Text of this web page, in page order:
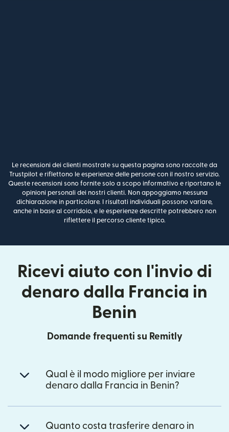
Le recensioni dei clienti mostrate su questa pagina sono raccolte da
Trustpilot e riflettono le esperienze delle persone con il nostro servizio.
Queste recensioni sono fornite solo a scopo informativo e riportano le
opinioni personali dei nostri clienti. Non appoggiamo nessuna
dichiarazione in particolare. I risultati individuali possono variare,
anche in base al corridoio, e le esperienze descritte potrebbero non
riflettere il percorso cliente tipico.
Ricevi aiuto con l'invio di
denaro dalla Francia in
Benin
Domande frequenti su Remitly
Qual è il modo migliore per inviare
denaro dalla Francia in Benin?
Quanto costa trasferire denaro in